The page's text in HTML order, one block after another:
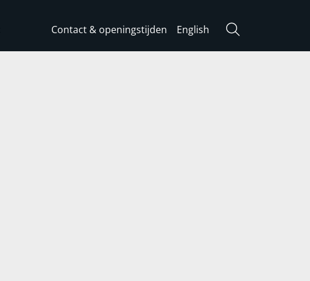
Contact & openingstijden English Zoeken